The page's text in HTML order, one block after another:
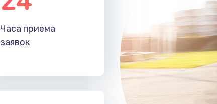
Часа приема
заявок